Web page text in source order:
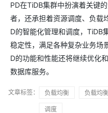
PD在TiDB集群中扮演着关键
者，还承担着资源调度、负载
D的智能化管理和调度，TiDB
稳定性，满足各种复杂业务场
D的功能和性能还将继续优化
数据库服务。
文章标签： 负载均衡 负载均
调度